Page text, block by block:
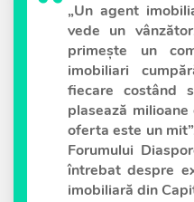
„Un agent
vede un
primește un
imobiliari
fiecare costând
plasează
oferta este un
Forumului
întrebat despre
imobiliară din